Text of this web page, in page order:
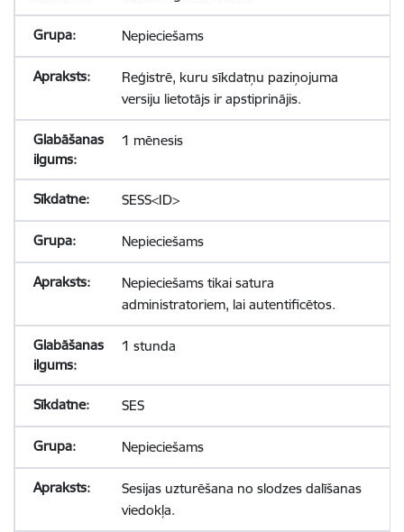
Nepieciešams
Reģistrē, kuru sīkdatņu paziņojuma
versiju lietotājs ir apstiprinājis.
1 mēnesis
SESS<ID>
Nepieciešams
Nepieciešams tikai satura
administratoriem, lai autentificētos.
1 stunda
SES
Nepieciešams
Sesijas uzturēšana no slodzes dalīšanas
viedokļa.